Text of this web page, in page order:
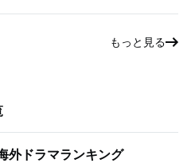
もっと見る
外ドラマランキング